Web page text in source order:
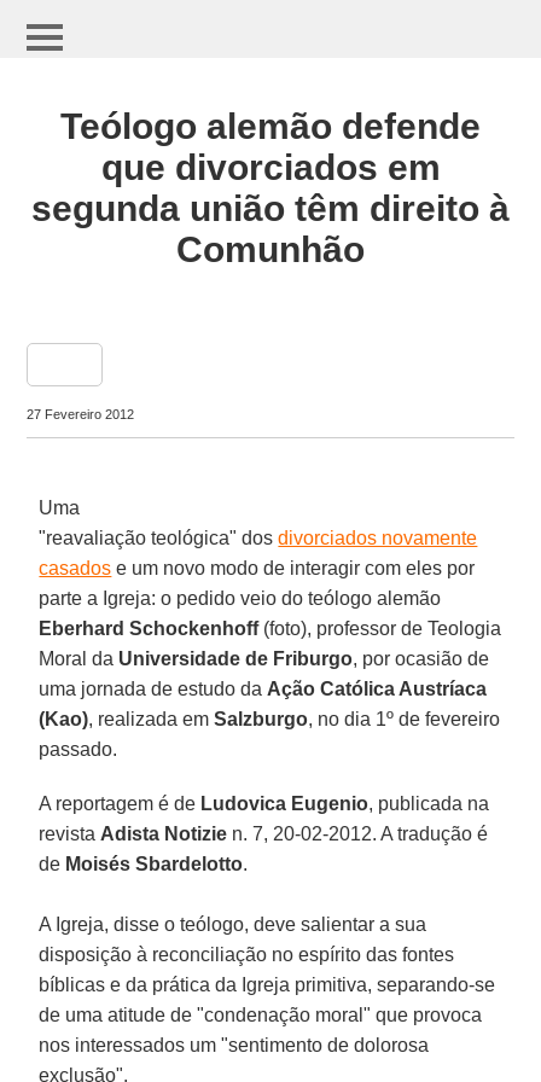
Teólogo alemão defende
que divorciados em
segunda união têm direito à
Comunhão
27 Fevereiro 2012
Uma
"reavaliação teológica" dosdivorciados novamente
casados e um novo modo de interagir com eles por
parte a Igreja: o pedido veio do teólogo alemão
Eberhard Schockenhoff(foto), professor de Teologia
Moral da Universidade de Friburgo, por ocasião de
uma jornada de estudo da Ação Católica Austríaca
(Kao), realizada emSalzburgo, no dia 1º de fevereiro
passado.
A reportagem é de Ludovica Eugenio, publicada na
revista Adista Notizie n. 7, 20-02-2012. A tradução é
de Moisés Sbardelotto.
A Igreja, disse o teólogo, deve salientar a sua
disposição à reconciliação no espírito das fontes
bíblicas e da prática da Igreja primitiva, separando-se
de uma atitude de "condenação moral" que provoca
nos interessados um "sentimento de dolorosa
exclusão".